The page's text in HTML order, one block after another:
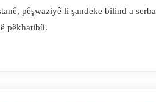
pêşwaziyê li şandeke bilind a
pêkhatibû.